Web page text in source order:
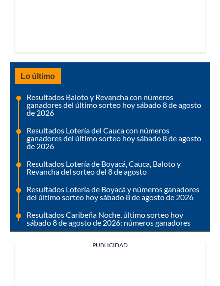
Lo último
Resultados Baloto y Revancha con números
ganadores del último sorteo hoy sábado 8 de agosto
de 2026
Resultados Lotería del Cauca con números
ganadores del último sorteo hoy sábado 8 de agosto
de 2026
Resultados Lotería de Boyacá, Cauca, Baloto y
Revancha del sorteo del 8 de agosto
Resultados Lotería de Boyacá y números ganadores
del último sorteo hoy sábado 8 de agosto de 2026
Resultados Caribeña Noche, último sorteo hoy
sábado 8 de agosto de 2026: números ganadores
PUBLICIDAD